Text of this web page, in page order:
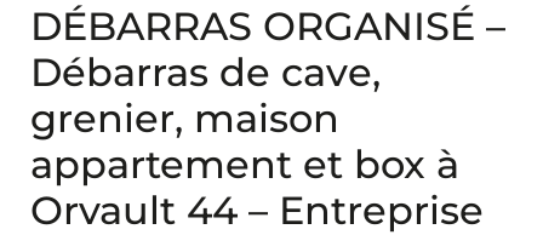
DÉBARRAS ORGANISÉ –
Débarras de cave,
grenier, maison
appartement et box à
Orvault 44 – Entreprise